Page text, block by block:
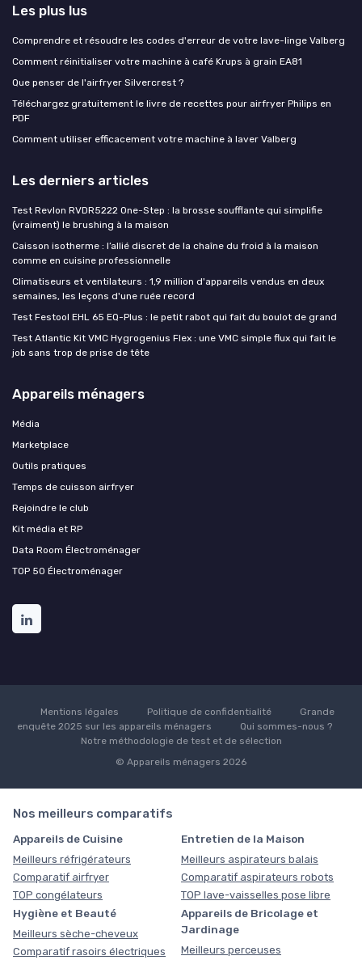
Les plus lus
Comprendre et résoudre les codes d'erreur de votre lave-linge Valberg
Comment réinitialiser votre machine à café Krups à grain EA81
Que penser de l'airfryer Silvercrest ?
Téléchargez gratuitement le livre de recettes pour airfryer Philips en
PDF
Comment utiliser efficacement votre machine à laver Valberg
Les derniers articles
Test Revlon RVDR5222 One-Step : la brosse soufflante qui simplifie
(vraiment) le brushing à la maison
Caisson isotherme : l’allié discret de la chaîne du froid à la maison
comme en cuisine professionnelle
Climatiseurs et ventilateurs : 1,9 million d'appareils vendus en deux
semaines, les leçons d'une ruée record
Test Festool EHL 65 EQ-Plus : le petit rabot qui fait du boulot de grand
Test Atlantic Kit VMC Hygrogenius Flex : une VMC simple flux qui fait le
job sans trop de prise de tête
Appareils ménagers
Média
Marketplace
Outils pratiques
Temps de cuisson airfryer
Rejoindre le club
Kit média et RP
Data Room Électroménager
TOP 50 Électroménager
Mentions légales Politique de confidentialité
Grande
enquête 2025 sur les appareils ménagers
Qui sommes-nous ?
Notre méthodologie de test et de sélection
© Appareils ménagers 2026
Nos meilleurs comparatifs
Appareils de Cuisine
Meilleurs réfrigérateurs
Comparatif airfryer
TOP congélateurs
Entretien de la Maison
Meilleurs aspirateurs balais
Comparatif aspirateurs robots
TOP lave-vaisselles pose libre
Hygiène et Beauté
Meilleurs sèche-cheveux
Comparatif rasoirs électriques
Appareils de Bricolage et
Jardinage
Meilleurs perceuses